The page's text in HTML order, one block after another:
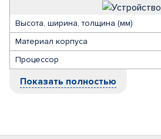
Высота, ширина, толщина (мм)
Материал корпуса
Процессор
Показать полностью